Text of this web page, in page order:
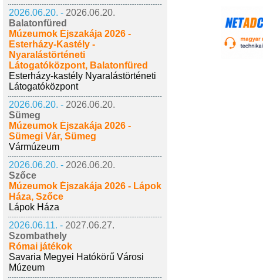
2026.06.20. - 2026.06.20.
Balatonfüred
Múzeumok Éjszakája 2026 -
Esterházy-Kastély -
Nyaralástörténeti
Látogatóközpont, Balatonfüred
Esterházy-kastély Nyaralástörténeti
Látogatóközpont
2026.06.20. - 2026.06.20.
Sümeg
Múzeumok Éjszakája 2026 -
Sümegi Vár, Sümeg
Vármúzeum
2026.06.20. - 2026.06.20.
Szőce
Múzeumok Éjszakája 2026 - Lápok
Háza, Szőce
Lápok Háza
2026.06.11. - 2027.06.27.
Szombathely
Római játékok
Savaria Megyei Hatókörű Városi
Múzeum